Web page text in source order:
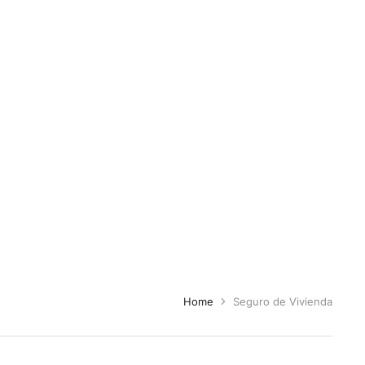
Home Seguro de Vivienda